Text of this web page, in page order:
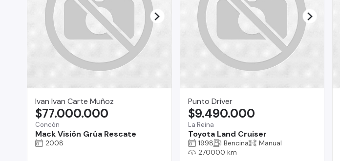
Ivan Ivan Carte Muñoz
Concón
Mack Visión Grúa Rescate
$77.000.000
2008
Punto Driver
La Reina
Toyota Land Cruiser
$9.490.000
1998 Bencina
Manual
270000 km